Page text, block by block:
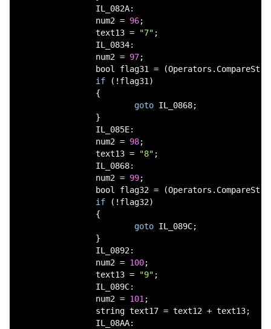
IL_082A:
num2 = 96;
text13 =
"7" ;
IL_0834:
num2 = 97;
bool
flag31 =
if (!flag31)
{
goto IL_0868;
}
IL_085E:
num2 = 98;
text13 =
"8" ;
IL_0868:
num2 = 99;
bool
flag32 =
if (!flag32)
{
goto IL_089C;
}
IL_0892:
num2 = 100;
text13 =
"9" ;
IL_089C:
num2 = 101 ;
string text17 = text12 + text13;
IL_08AA: